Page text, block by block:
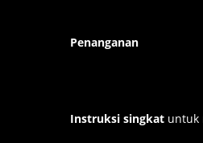
Penanganan
Instruksi singkat untuk